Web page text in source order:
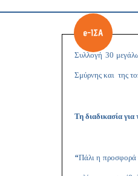
Συλλογή 30
Σμύρνης και της
Τη διαδικασία
“Πάλι η προσφορά